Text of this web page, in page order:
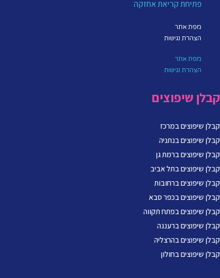
פתיחת קריאת אחזקה
מפת אתר
הצהרת נגישות
מפת אתר
הצהרת נגישות
קבלן שיפוצים
קבלן שיפוצים במרכז
קבלן שיפוצים בנתניה
קבלן שיפוצים ברמת גן
קבלן שיפוצים בתל אביב
קבלן שיפוצים ברחובות
קבלן שיפוצים בכפר סבא
קבלן שיפוצים בפתח תקווה
קבלן שיפוצים ברעננה
קבלן שיפוצים בהרצליה
קבלן שיפוצים בחולון